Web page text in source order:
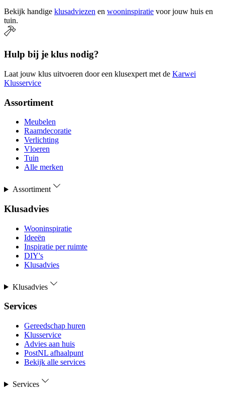
Bekijk handige klusadviezen en wooninspiratie voor jouw huis en
tuin.
Hulp bij je klus nodig?
Laat jouw klus uitvoeren door een klusexpert met de Karwei
Klusservice
Assortiment
Meubelen
Raamdecoratie
Verlichting
Vloeren
Tuin
Alle merken
Assortiment
Klusadvies
Wooninspiratie
Ideeën
Inspiratie per ruimte
DIY's
Klusadvies
Klusadvies
Services
Gereedschap huren
Klusservice
Advies aan huis
PostNL afhaalpunt
Bekijk alle services
Services